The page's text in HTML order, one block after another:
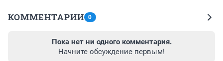
КОММЕНТАРИИ 0
Пока нет ни одного комментария.
Начните обсуждение первым!